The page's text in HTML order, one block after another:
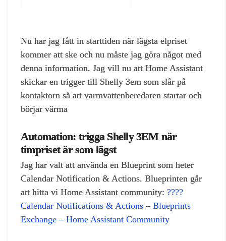
Nu har jag fått in starttiden när lägsta elpriset
kommer att ske och nu måste jag göra något med
denna information. Jag vill nu att Home Assistant
skickar en trigger till Shelly 3em som slår på
kontaktorn så att varmvattenberedaren startar och
börjar värma
Automation: trigga Shelly 3EM när
timpriset är som lägst
Jag har valt att använda en Blueprint som heter
Calendar Notification & Actions. Blueprinten går
att hitta vi Home Assistant community: ????
Calendar Notifications & Actions – Blueprints
Exchange – Home Assistant Community